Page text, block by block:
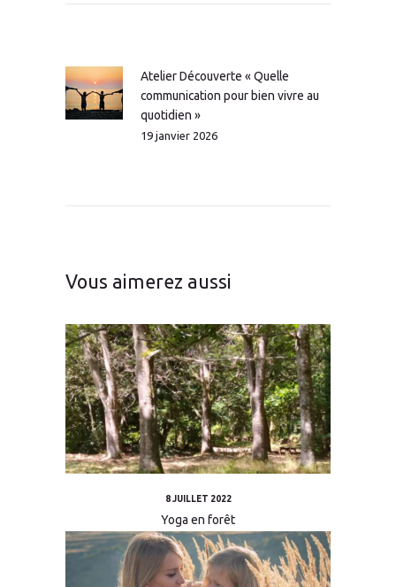
l’article
Previous
post:
Atelier Découverte « Quelle
communication pour bien vivre au
quotidien »
19 janvier 2026
Vous aimerez aussi
8 JUILLET 2022
Yoga en forêt